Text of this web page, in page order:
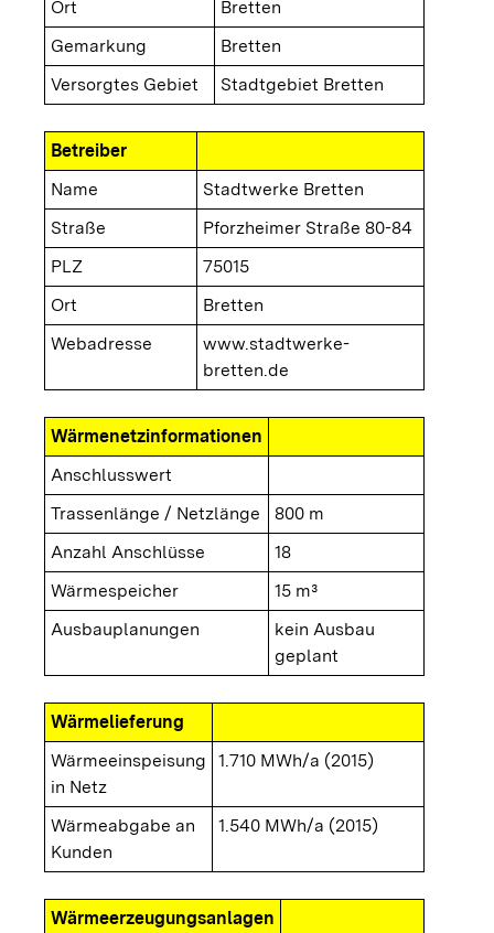
Ort
Bretten
Gemarkung
Bretten
Versorgtes Gebiet
Stadtgebiet Bretten
Betreiber
Name
Stadtwerke Bretten
Straße
Pforzheimer Straße 80-84
PLZ
75015
Ort
Bretten
Webadresse
www.stadtwerke-
bretten.de
Wärmenetzinformationen
Anschlusswert
Trassenlänge / Netzlänge
800 m
Anzahl Anschlüsse
18
Wärmespeicher
15 m³
Ausbauplanungen
kein Ausbau
geplant
Wärmelieferung
Wärmeeinspeisung
in Netz
1.710 MWh/a (2015)
Wärmeabgabe an
Kunden
1.540 MWh/a (2015)
Wärmeerzeugungsanlagen